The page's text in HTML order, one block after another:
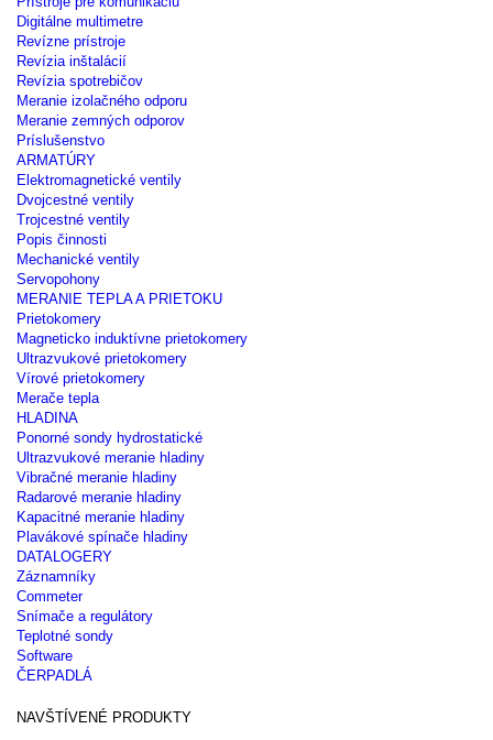
Digitálne multimetre
Revízne prístroje
Revízia inštalácií
Revízia spotrebičov
Meranie izolačného odporu
Meranie zemných odporov
Príslušenstvo
ARMATÚRY
Elektromagnetické ventily
Dvojcestné ventily
Trojcestné ventily
Popis činnosti
Mechanické ventily
Servopohony
MERANIE TEPLA A PRIETOKU
Prietokomery
Magneticko induktívne prietokomery
Ultrazvukové prietokomery
Vírové prietokomery
Merače tepla
HLADINA
Ponorné sondy hydrostatické
Ultrazvukové meranie hladiny
Vibračné meranie hladiny
Radarové meranie hladiny
Kapacitné meranie hladiny
Plavákové spínače hladiny
DATALOGERY
Záznamníky
Commeter
Snímače a regulátory
Teplotné sondy
Software
ČERPADLÁ
NAVŠTÍVENÉ PRODUKTY